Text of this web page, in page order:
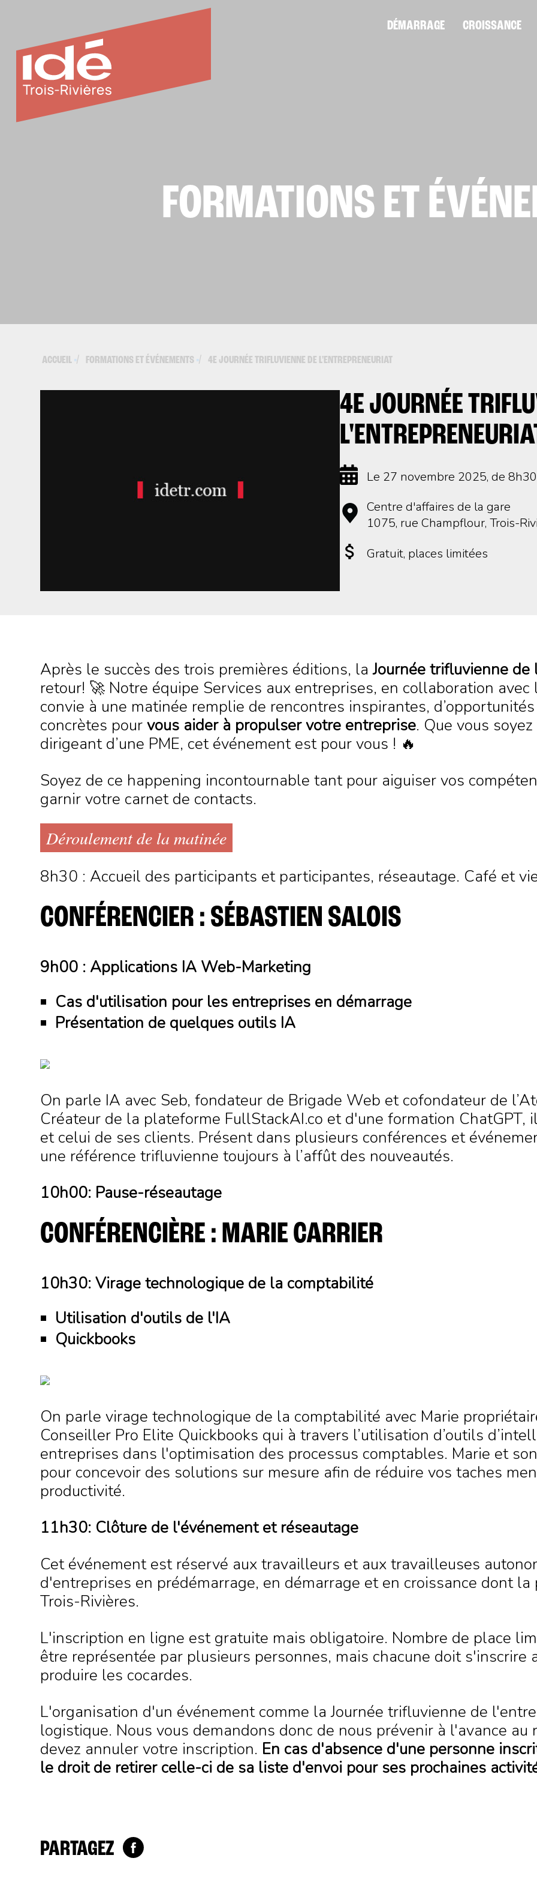
DÉMARRAGE CROISSANCE
FORMATIONS ET
ACCUEIL ▪ FORMATIONS ET ÉVÉNEMENTS ▪ 4E JOURNÉE TRIFLUVIENNE DE L'ENTREPRENEURIAT
4E JOURNÉE
Le 27 novembre 2025, de
Centre d'affaires de la gare
1075, rue Champflour, Trois-
Gratuit, places limitées
Après le succès des trois premières éditions, laJournée trifluvienne
retour! 🚀 Notre équipe Services aux entreprises, en collaboration
convie à une matinée remplie de rencontres inspirantes,
concrètes pourvous aider à propulser votre entreprise. Que vous
dirigeant d’une PME, cet événement est pour vous ! 🔥
Soyez de ce happening incontournable tant pour aiguiser vos
garnir votre carnet de contacts.
Déroulement de la matinée
8h30 : Accueil des participants et participantes, réseautage. Café et
CONFÉRENCIER : SÉBASTIEN SALOIS
9h00 : Applications IA Web-Marketing
Cas d'utilisation pour les entreprises en démarrage
Présentation de quelques outils IA
On parle IA avec Seb, fondateur de Brigade Web et cofondateur de
Créateur de la plateforme FullStackAI.co et d'une formation ChatGPT,
et celui de ses clients. Présent dans plusieurs conférences et
une référence trifluvienne toujours à l’affût des nouveautés.
10h00: Pause-réseautage
CONFÉRENCIÈRE : MARIE CARRIER
10h30: Virage technologique de la comptabilité
Utilisation d'outils de l'IA
Quickbooks
On parle virage technologique de la comptabilité avec Marie
Conseiller Pro Elite Quickbooks qui à travers l’utilisation d’outils
entreprises dans l'optimisation des processus comptables. Marie et
pour concevoir des solutions sur mesure afin de réduire vos taches
productivité.
11h30: Clôture de l'événement et réseautage
Cet événement est réservé aux travailleurs et aux travailleuses
d'entreprises en prédémarrage, en démarrage et en croissance dont
Trois-Rivières.
L'inscription en ligne est gratuite mais obligatoire. Nombre de place
être représentée par plusieurs personnes, mais chacune doit s'inscrire
produire les cocardes.
L'organisation d'un événement comme la Journée trifluvienne de
logistique. Nous vous demandons donc de nous prévenir à l'avance au
devez annuler votre inscription. En cas d'absence d'une personne
le droit de retirer celle-ci de sa liste d'envoi pour ses prochaines
PARTAGEZ